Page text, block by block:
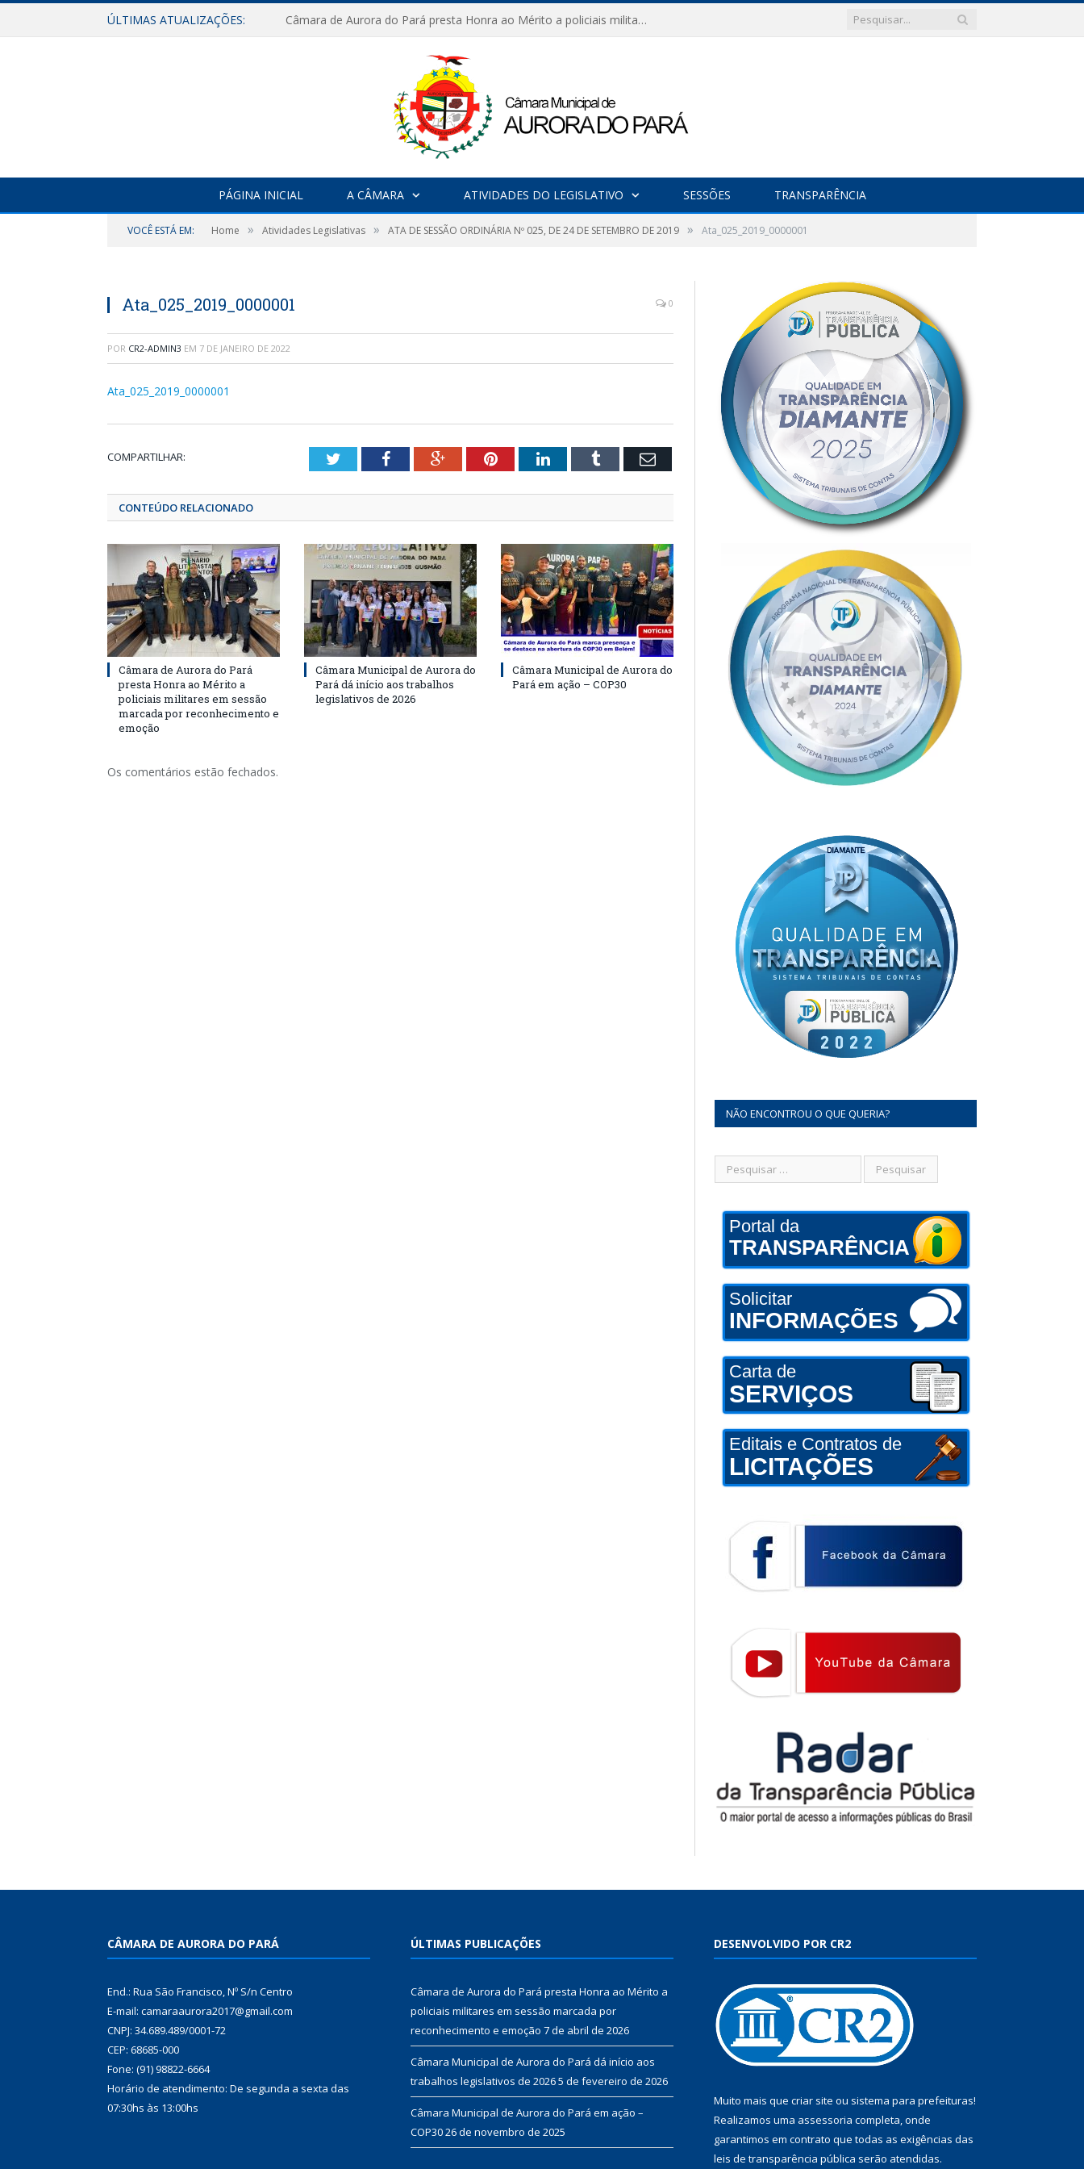
ÚLTIMAS ATUALIZAÇÕES: Câmara de Aurora do Pará presta Honra ao Mérito a policiais militares em sessão marcada por reconhecimento e emoção
PÁGINA INICIAL A CÂMARA ATIVIDADES DO LEGISLATIVO SESSÕES TRANSPARÊNCIA
VOCÊ ESTÁ EM: Home » Atividades Legislativas » ATA DE SESSÃO ORDINÁRIA Nº 025, DE 24 DE SETEMBRO DE 2019 » Ata_025_2019_0000001
Ata_025_2019_0000001 0
POR CR2-ADMIN3 EM 7 DE JANEIRO DE 2022
Ata_025_2019_0000001
COMPARTILHAR: TwitterFacebookGoogle+PinterestLinkedInTumblr Email
CONTEÚDO RELACIONADO
Câmara de Aurora do Pará
presta Honra ao Mérito a
policiais militares em sessão
marcada por reconhecimento e
emoção
Câmara Municipal de Aurora do
Pará dá início aos trabalhos
legislativos de 2026
Câmara Municipal de Aurora do
Pará em ação – COP30
Os comentários estão fechados.
NÃO ENCONTROU O QUE QUERIA?
Portal da
TRANSPARÊNCIA
Solicitar
INFORMAÇÕES
Carta de
SERVIÇOS
Editais e Contratos de
LICITAÇÕES
CÂMARA DE AURORA DO PARÁ
End.: Rua São Francisco, Nº S/n Centro
E-mail: camaraaurora2017@gmail.com
CNPJ: 34.689.489/0001-72
CEP: 68685-000
Fone: (91) 98822-6664
Horário de atendimento: De segunda a sexta das
07:30hs às 13:00hs
ÚLTIMAS PUBLICAÇÕES
Câmara de Aurora do Pará presta Honra ao Mérito a
policiais militares em sessão marcada por
reconhecimento e emoção 7 de abril de 2026
Câmara Municipal de Aurora do Pará dá início aos
trabalhos legislativos de 20265 de fevereiro de 2026
Câmara Municipal de Aurora do Pará em ação –
COP3026 de novembro de 2025
DESENVOLVIDO POR CR2
Muito mais que criar site ou sistema para prefeituras!
Realizamos uma assessoria completa, onde
garantimos em contrato que todas as exigências das
leis de transparência pública serão atendidas.